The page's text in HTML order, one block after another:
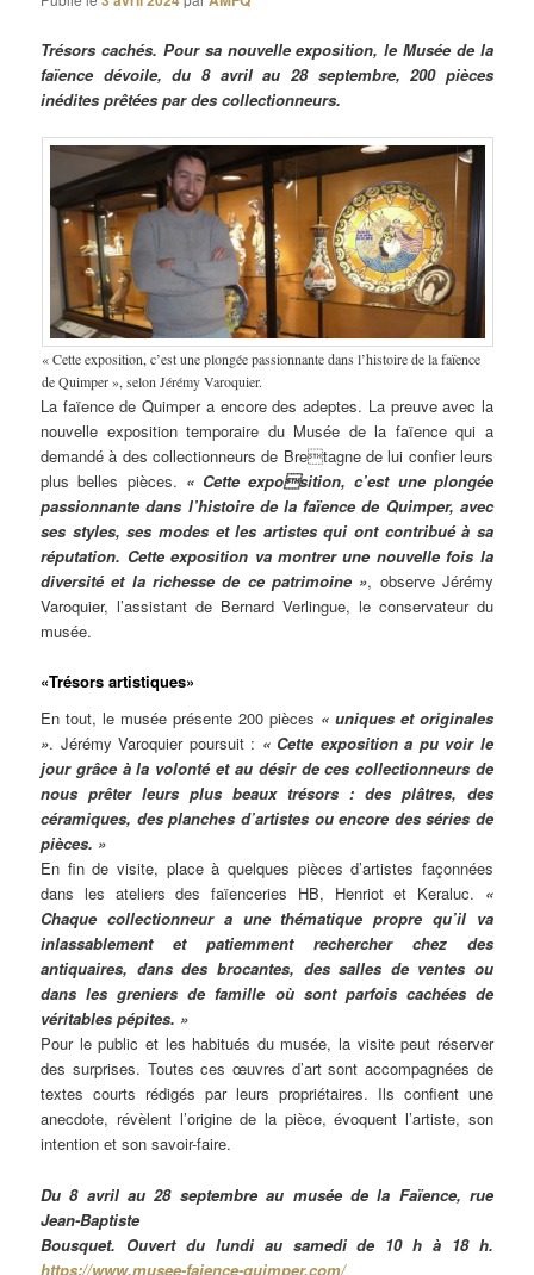
Trésors cachés. Pour sa nouvelle exposition, le Musée de la
faïence dévoile, du 8 avril au 28 septembre, 200 pièces
inédites prêtées par des collectionneurs.
« Cette exposition, c’est une plongée passionnante dans l’histoire de la faïence
de Quimper », selon Jérémy Varoquier.
La faïence de Quimper a encore des adeptes. La preuve avec la
nouvelle exposition temporaire du Musée de la faïence qui a
demandé à des collectionneurs de Bretagne de lui confier leurs
plus belles pièces. « Cette exposition, c’est une plongée
passionnante dans l’histoire de la faïence de Quimper, avec
ses styles, ses modes et les artistes qui ont contribué à sa
réputation. Cette exposition va montrer une nouvelle fois la
diversité et la richesse de ce patrimoine », observe Jérémy
Varoquier, l’assistant de Bernard Verlingue, le conservateur du
musée.
«Trésors artistiques»
En tout, le musée présente 200 pièces « uniques et originales
». Jérémy Varoquier poursuit : « Cette exposition a pu voir le
jour grâce à la volonté et au désir de ces collectionneurs de
nous prêter leurs plus beaux trésors : des plâtres, des
céramiques, des planches d’artistes ou encore des séries de
pièces. »
En fin de visite, place à quelques pièces d’artistes façonnées
dans les ateliers des faïenceries HB, Henriot et Keraluc. «
Chaque collectionneur a une thématique propre qu’il va
inlassablement et patiemment rechercher chez des
antiquaires, dans des brocantes, des salles de ventes ou
dans les greniers de famille où sont parfois cachées de
véritables pépites. »
Pour le public et les habitués du musée, la visite peut réserver
des surprises. Toutes ces œuvres d’art sont accompagnées de
textes courts rédigés par leurs propriétaires. Ils confient une
anecdote, révèlent l’origine de la pièce, évoquent l’artiste, son
intention et son savoir-faire.
Du 8 avril au 28 septembre au musée de la Faïence, rue
Jean-Baptiste
Bousquet. Ouvert du lundi au samedi de 10 h à 18 h.
https://www.musee-faience-quimper.com/